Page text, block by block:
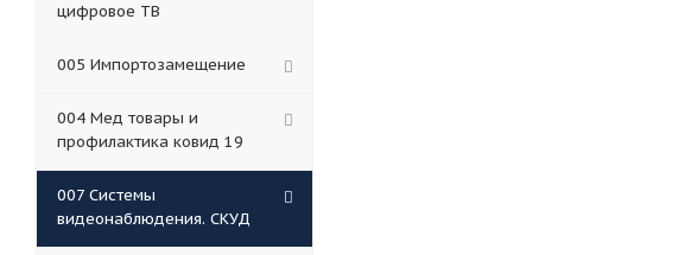
цифровое ТВ
005 Импортозамещение
004 Мед товары и
профилактика ковид 19
007 Системы
видеонаблюдения. СКУД